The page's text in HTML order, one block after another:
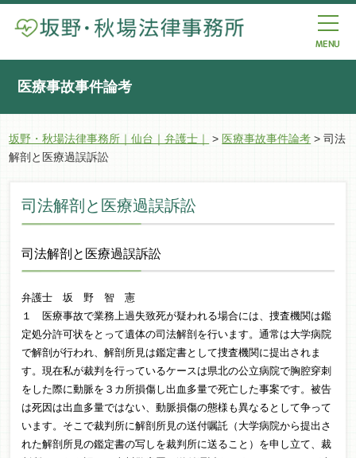
医療事故事件論考
坂野・秋場法律事務所｜仙台｜弁護士｜ > 医療事故事件論考 >司法
解剖と医療過誤訴訟
司法解剖と医療過誤訴訟
司法解剖と医療過誤訴訟
弁護士 坂 野 智 憲
１ 医療事故で業務上過失致死が疑われる場合には、捜査機関は鑑
定処分許可状をとって遺体の司法解剖を行います。通常は大学病院
で解剖が行われ、解剖所見は鑑定書として捜査機関に提出されま
す。現在私が裁判を行っているケースは県北の公立病院で胸腔穿刺
をした際に動脈を３カ所損傷し出血多量で死亡した事案です。被告
は死因は出血多量ではない、動脈損傷の態様も異なるとして争って
います。そこで裁判所に解剖所見の送付嘱託（大学病院から提出さ
れた解剖所見の鑑定書の写しを裁判所に送ること）を申し立て、裁